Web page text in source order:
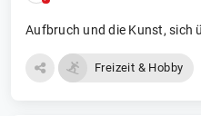
Aufbruch und die Kunst, sich
Freizeit & Hobby